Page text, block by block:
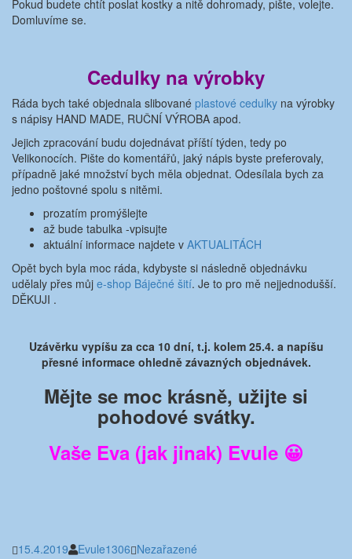
Pokud budete chtít poslat kostky a nitě dohromady, pište, volejte.
Domluvíme se.
Cedulky na výrobky
Ráda bych také objednala slibované plastové cedulky na výrobky
s nápisy HAND MADE, RUČNÍ VÝROBA apod.
Jejich zpracování budu dojednávat příští týden, tedy po
Velikonocích. Pište do komentářů, jaký nápis byste preferovaly,
případně jaké množství bych měla objednat. Odesílala bych za
jedno poštovné spolu s nitěmi.
prozatím promýšlejte
až bude tabulka -vpisujte
aktuální informace najdete v AKTUALITÁCH
Opět bych byla moc ráda, kdybyste si následně objednávku
udělaly přes můj e-shop Báječné šití. Je to pro mě nejjednodušší.
DĚKUJI .
Uzávěrku vypíšu za cca 10 dní, t.j. kolem 25.4. a napíšu
přesné informace ohledně závazných objednávek.
Mějte se moc krásně, užijte si
pohodové svátky.
Vaše Eva (jak jinak) Evule 😀
15.4.2019 Evule1306 Nezařazené